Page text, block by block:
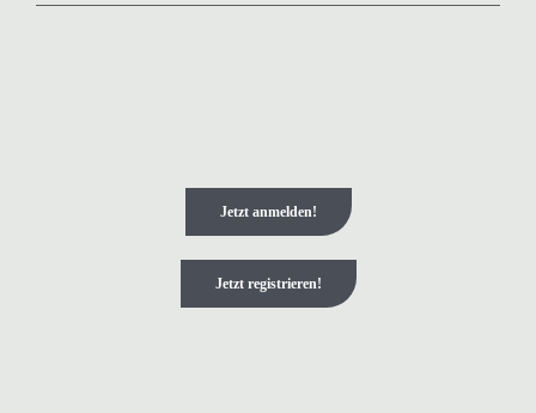
Jetzt anmelden!
Jetzt registrieren!